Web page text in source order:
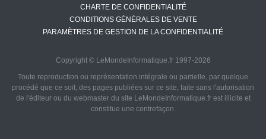
CHARTE DE CONFIDENTIALITÉ
CONDITIONS GÉNÉRALES DE VENTE
PARAMÈTRES DE GESTION DE LA CONFIDENTIALITÉ
Copyright © LeMondeInformatique.fr 1997-2026
Toute reproduction ou représentation intégrale ou partielle, par quelque
procédé que ce soit, des pages publiées sur ce site, faite sans l'autorisation
de l'éditeur ou du webmaster du site LeMondeInformatique.fr est illicite et
constitue une contrefaçon.